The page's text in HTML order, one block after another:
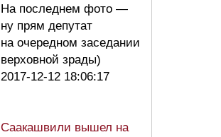
На последнем фото —
ну прям депутат
на очередном заседании
верховной зрады)
2017-12-12 18:06:17
Саакашвили вышел на